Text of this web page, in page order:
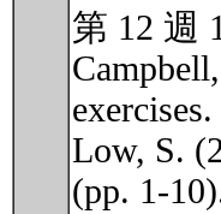
第 12 週
Low, S.
(pp. 1-